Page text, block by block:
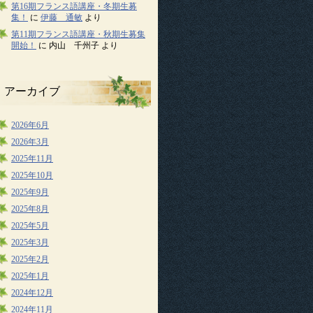
第16期フランス語講座・冬期生募
集！
に 伊藤 通敏 より
第11期フランス語講座・秋期生募集
開始！
に 内山 千州子 より
アーカイブ
2026年6月
2026年3月
2025年11月
2025年10月
2025年9月
2025年8月
2025年5月
2025年3月
2025年2月
2025年1月
2024年12月
2024年11月